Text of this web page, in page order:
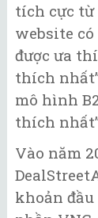
tích cực
website
được ưa
thích
mô hình
thích
Vào năm
khoản